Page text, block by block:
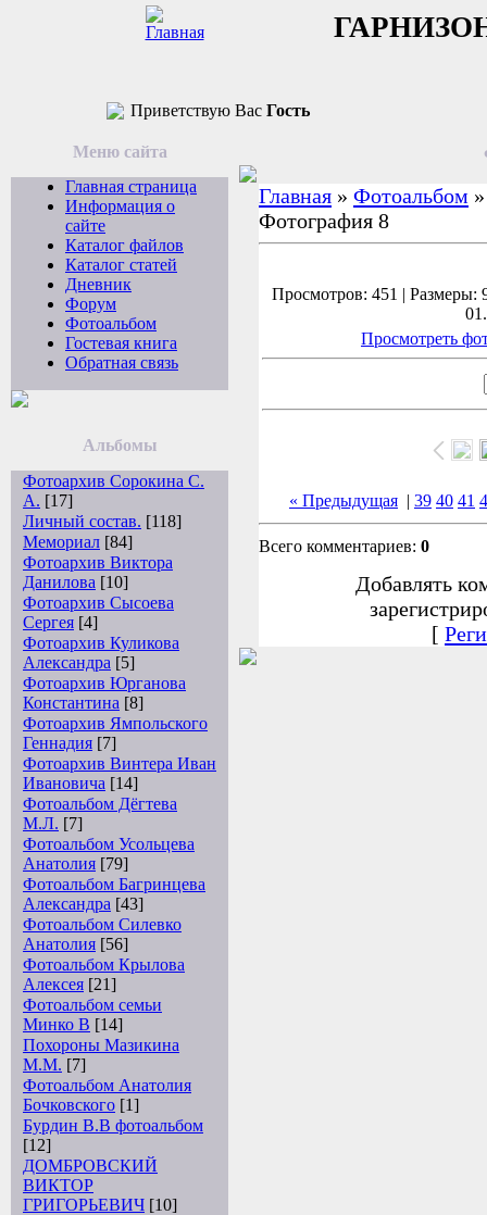
Приветствую Вас Гость
Меню сайта
Главная страница
Информация о
сайте
Каталог файлов
Каталог статей
Дневник
Форум
Фотоальбом
Гостевая книга
Обратная связь
Альбомы
Фотоархив Сорокина С.
А. [17]
Личный состав. [118]
Мемориал [84]
Фотоархив Виктора
Данилова [10]
Фотоархив Сысоева
Сергея [4]
Фотоархив Куликова
Александра [5]
Фотоархив Юрганова
Константина [8]
Фотоархив Ямпольского
Геннадия [7]
Фотоархив Винтера Иван
Ивановича [14]
Фотоальбом Дёгтева
М.Л. [7]
Фотоальбом Усольцева
Анатолия [79]
Фотоальбом Багринцева
Александра [43]
Фотоальбом Силевко
Анатолия [56]
Фотоальбом Крылова
Алексея [21]
Фотоальбом семьи
Минко В [14]
Похороны Мазикина
М.М. [7]
Фотоальбом Анатолия
Бочковского [1]
Бурдин В.В фотоальбом
[12]
ДОМБРОВСКИЙ
ВИКТОР
ГРИГОРЬЕВИЧ [10]
Главная » Фотоальбом
Фотография 8
Просмотров: 451 | Размеры:
Просмотреть
« Предыдущая | 39 40 41
Всего комментариев: 0
Добавлять
[